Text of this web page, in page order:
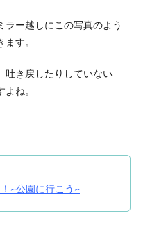
ラー越しにこの写真のよう
す。
吐き戻したりしていない
ね。
~公園に行こう~